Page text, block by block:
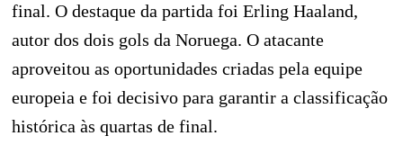
final. O destaque da partida foi Erling Haaland,
autor dos dois gols da Noruega. O atacante
aproveitou as oportunidades criadas pela equipe
europeia e foi decisivo para garantir a classificação
histórica às quartas de final.